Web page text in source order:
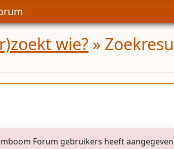
wie? »
Forum gebruikers heeft